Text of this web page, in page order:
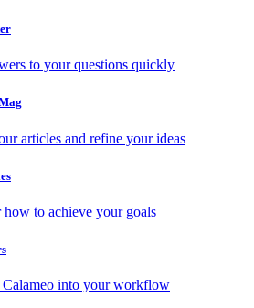
to your questions quickly
articles and refine your ideas
how to achieve your goals
Calameo into your workflow